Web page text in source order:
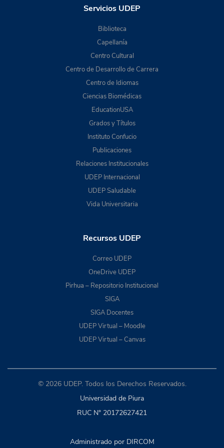
Servicios UDEP
Biblioteca
Capellanía
Centro Cultural
Centro de Desarrollo de Carrera
Centro de Idiomas
Ciencias Biomédicas
EducationUSA
Grados y Títulos
Instituto Confucio
Publicaciones
Relaciones Institucionales
UDEP Internacional
UDEP Saludable
Vida Universitaria
Recursos UDEP
Correo UDEP
OneDrive UDEP
Pirhua – Repositorio Institucional
SIGA
SIGA Docentes
UDEP Virtual – Moodle
UDEP Virtual – Canvas
© 2026 UDEP. Todos los Derechos Reservados.
Universidad de Piura
RUC N° 20172627421
Administrado por DIRCOM